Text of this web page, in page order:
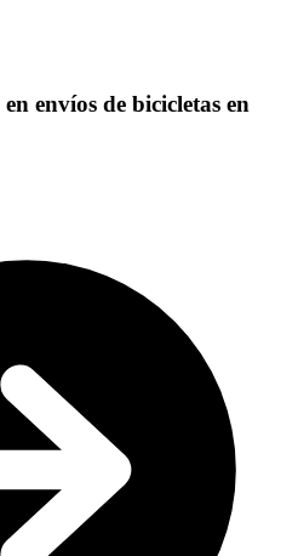
en envíos de bicicletas en